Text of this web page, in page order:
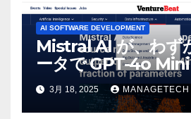
AI SOFTWARE DEVELOPMENT
Mistral AI が、わず
ータで GPT-4o Mini
しいオープンソース
リース |
3月 18, 2025 MANAGETECH